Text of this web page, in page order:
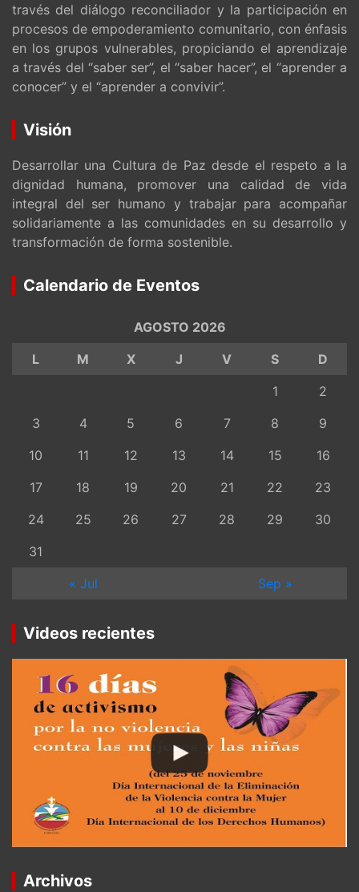
través del diálogo reconciliador y la participación en
procesos de empoderamiento comunitario, con énfasis
en los grupos vulnerables, propiciando el aprendizaje
a través del “saber ser”, el “saber hacer”, el “aprender a
conocer” y el “aprender a convivir”.
Visión
Desarrollar una Cultura de Paz desde el respeto a la
dignidad humana, promover una calidad de vida
integral del ser humano y trabajar para acompañar
solidariamente a las comunidades en su desarrollo y
transformación de forma sostenible.
Calendario de Eventos
AGOSTO 2026
L
M X J V S
D
1
2
3
4 5 6 7 8
9
10
11 12 13 14 15
16
17
18 19 20 21 22
23
24
25 26 27 28 29
30
31
« Jul
Sep »
Videos recientes
Archivos